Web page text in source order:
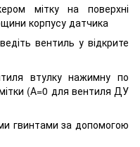
мітку на поверхні
корпусу датчика
вентиль у відкрите
втулку нажимну по
(А=0 для вентиля ДУ
гвинтами за допомогою